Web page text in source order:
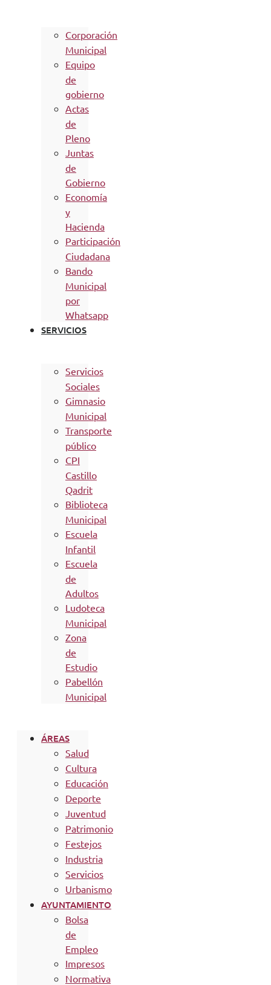
Corporación
Municipal
Equipo
de
gobierno
Actas
de
Pleno
Juntas
de
Gobierno
Economía
y
Hacienda
Participación
Ciudadana
Bando
Municipal
por
Whatsapp
SERVICIOS
Servicios
Sociales
Gimnasio
Municipal
Transporte
público
CPI
Castillo
Qadrit
Biblioteca
Municipal
Escuela
Infantil
Escuela
de
Adultos
Ludoteca
Municipal
Zona
de
Estudio
Pabellón
Municipal
ÁREAS
Salud
Cultura
Educación
Deporte
Juventud
Patrimonio
Festejos
Industria
Servicios
Urbanismo
AYUNTAMIENTO
Bolsa
de
Empleo
Impresos
Normativa